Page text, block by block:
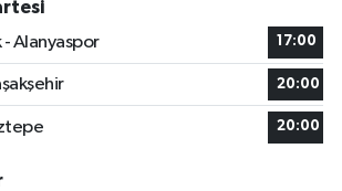
Alanyaspor
17:00
20:00
20:00